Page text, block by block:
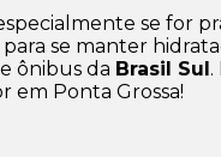
se for
se manter
ônibus da Brasil Sul .
em Ponta Grossa!